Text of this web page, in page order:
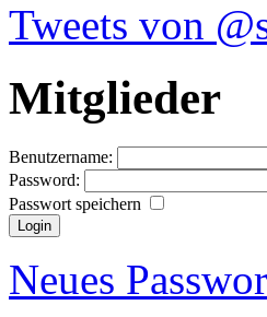
Tweets von
Mitglieder
Benutzername:
Password:
Passwort speichern
Neues